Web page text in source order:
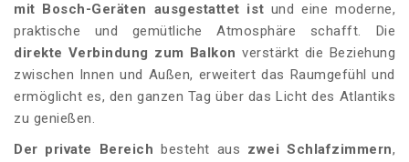
mit Bosch-Geräten ausgestattet ist und eine moderne,
praktische und gemütliche Atmosphäre schafft. Die
direkte Verbindung zum Balkon verstärkt die Beziehung
zwischen Innen und Außen, erweitert das Raumgefühl und
ermöglicht es, den ganzen Tag über das Licht des Atlantiks
zu genießen.
Der private Bereich besteht aus zwei Schlafzimmern,